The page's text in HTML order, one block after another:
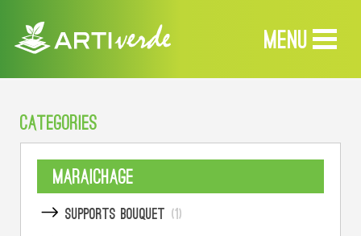
MENU
MENU
Produits
CATEGORIES
Maraichage
Supports bouquet (1)